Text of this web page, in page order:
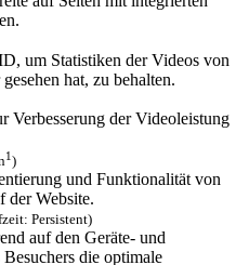
um Statistiken der Videos von
hat, zu behalten.
Verbesserung der Videoleistung
1)
und Funktionalität von
der Website.
Persistent)
auf den Geräte- und
die optimale